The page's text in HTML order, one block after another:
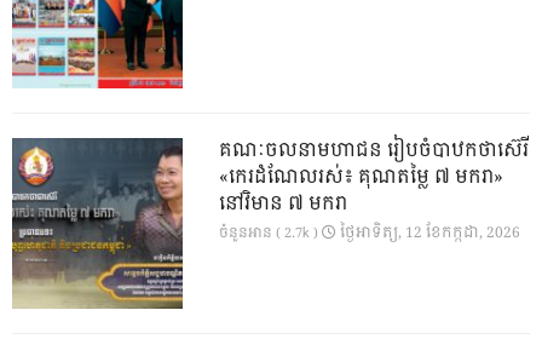
គណៈចលនាមហាជន រៀបចំបាឋកថាស៊េរី
«កេរដំណែលរស់៖ គុណតម្លៃ ៧ មករា»
នៅវិមាន ៧ មករា
ចំនួនអាន ( 2.7k ) ថ្ងៃ​អាទិត្យ, 12 ខែ​កក្កដា, 2026